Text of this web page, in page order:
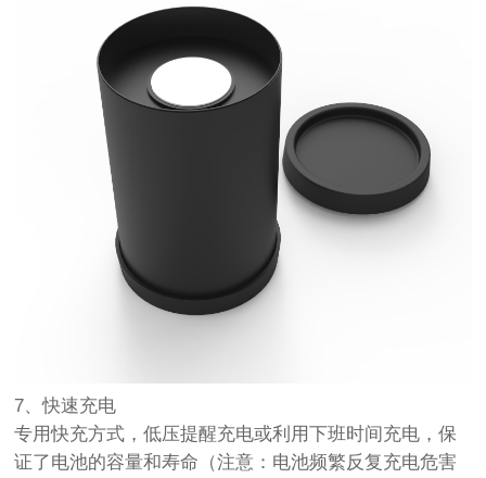
7、快速充电
专用快充方式，低压提醒充电或利用下班时间充电，保
证了电池的容量和寿命（注意：电池频繁反复充电危害